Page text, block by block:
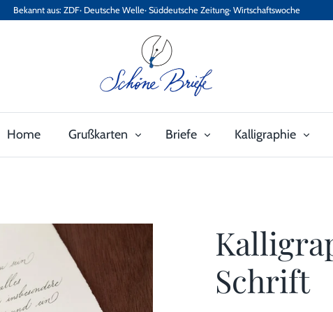
Bekannt aus: ZDF· Deutsche Welle· Süddeutsche Zeitung· Wirtschaftswoche
Home Grußkarten Briefe Kalligraphie
Schrift